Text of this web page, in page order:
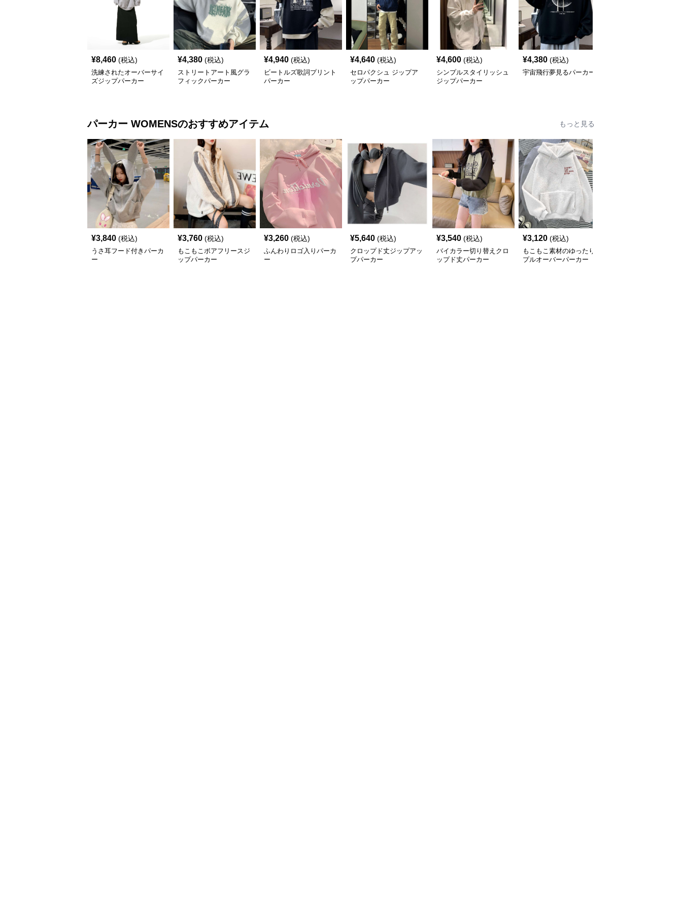
¥8,460 (税込)
洗練されたオーバーサイ
ズジップパーカー
¥4,380 (税込)
ストリートアート風グラ
フィックパーカー
¥4,940 (税込)
ビートルズ歌詞プリント
パーカー
¥4,640 (税込)
セロパクシュ ジップア
ップパーカー
¥4,600 (税込)
シンプルスタイリッシュ
ジップパーカー
¥4,380 (税込)
宇宙飛行夢見るパーカー
パーカー WOMENSのおすすめアイテム もっと見る
¥3,840 (税込)
うさ耳フード付きパーカ
ー
¥3,760 (税込)
もこもこボアフリースジ
ップパーカー
¥3,260 (税込)
ふんわりロゴ入りパーカ
ー
¥5,640 (税込)
クロップド丈ジップアッ
プパーカー
¥3,540 (税込)
バイカラー切り替えクロ
ップド丈パーカー
¥3,120 (税込)
もこもこ素材のゆったり
プルオーバーパーカー